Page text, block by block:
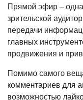
Прямой эфир –
зрительской
передачи
главных
продвижения и
Помимо самого
комментариев для
возможностью